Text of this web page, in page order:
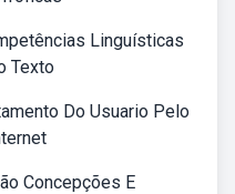
Linguísticas
Texto
Do Usuario Pelo
Concepções E